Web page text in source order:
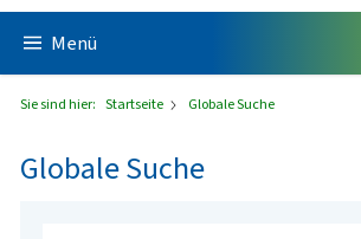
Menü
Sie sind hier: Startseite Globale Suche
Globale Suche